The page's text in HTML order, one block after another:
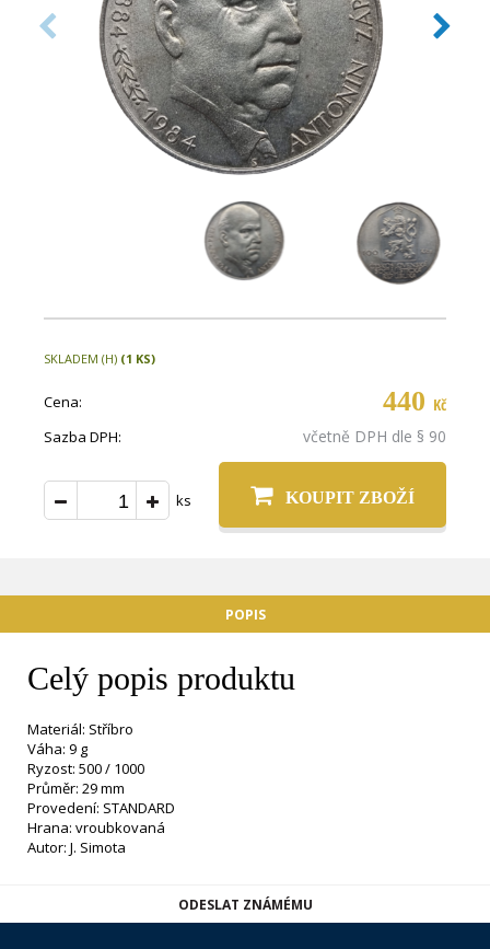
SKLADEM (H) (1 KS)
Cena: 440 Kč
Sazba DPH: včetně DPH dle § 90
ks KOUPIT ZBOŽÍ
POPIS
Celý popis produktu
Materiál: Stříbro
Váha: 9 g
Ryzost: 500 / 1000
Průměr: 29 mm
Provedení: STANDARD
Hrana: vroubkovaná
Autor: J. Simota
ODESLAT ZNÁMÉMU